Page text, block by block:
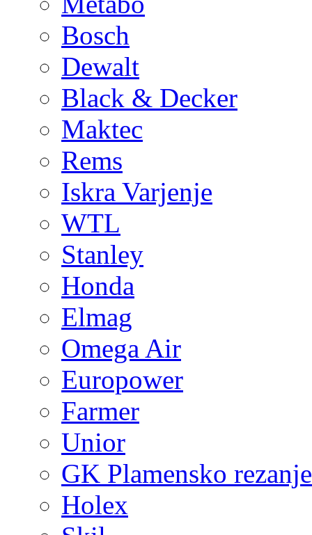
Bosch
Dewalt
Black & Decker
Maktec
Rems
Iskra Varjenje
WTL
Stanley
Honda
Elmag
Omega Air
Europower
Farmer
Unior
GK Plamensko
Holex